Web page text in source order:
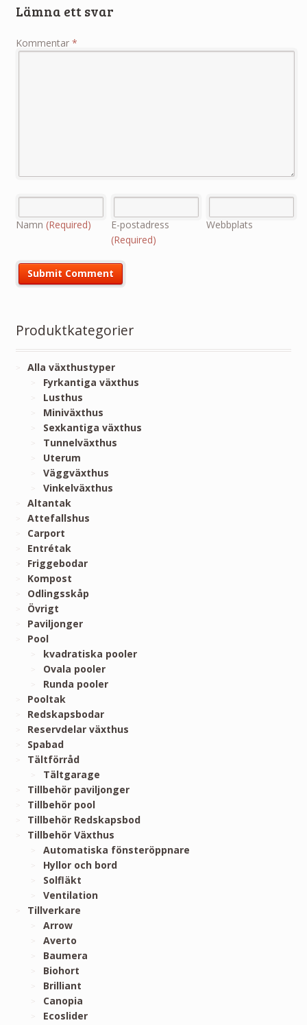
Lämna ett svar
Kommentar *
Namn (Required)
E-postadress
(Required)
Webbplats
Produktkategorier
Alla växthustyper
Fyrkantiga växthus
Lusthus
Miniväxthus
Sexkantiga växthus
Tunnelväxthus
Uterum
Väggväxthus
Vinkelväxthus
Altantak
Attefallshus
Carport
Entrétak
Friggebodar
Kompost
Odlingsskåp
Övrigt
Paviljonger
Pool
kvadratiska pooler
Ovala pooler
Runda pooler
Pooltak
Redskapsbodar
Reservdelar växthus
Spabad
Tältförråd
Tältgarage
Tillbehör paviljonger
Tillbehör pool
Tillbehör Redskapsbod
Tillbehör Växthus
Automatiska fönsteröppnare
Hyllor och bord
Solfläkt
Ventilation
Tillverkare
Arrow
Averto
Baumera
Biohort
Brilliant
Canopia
Ecoslider